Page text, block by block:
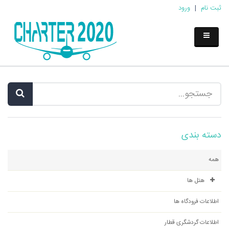
ثبت نام | ورود
دسته بندی
همه
هتل ها
اطلاعات فرودگاه ها
اطلاعات گردشگری قطار